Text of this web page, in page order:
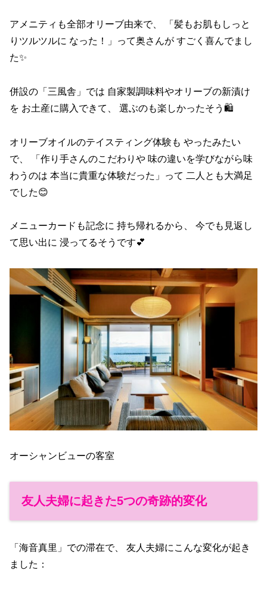
アメニティも全部オリーブ由来で、 「髪もお肌もしっと
りツルツルに なった！」って奥さんが すごく喜んでまし
た✨
併設の「三風舎」では 自家製調味料やオリーブの新漬け
を お土産に購入できて、 選ぶのも楽しかったそう🛍️
オリーブオイルのテイスティング体験も やったみたい
で、 「作り手さんのこだわりや 味の違いを学びながら味
わうのは 本当に貴重な体験だった」って 二人とも大満足
でした😊
メニューカードも記念に 持ち帰れるから、 今でも見返し
て思い出に 浸ってるそうです💕
オーシャンビューの客室
友人夫婦に起きた5つの奇跡的変化
「海音真里」での滞在で、 友人夫婦にこんな変化が起き
ました：